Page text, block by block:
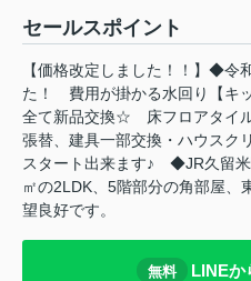
セールスポイント
【価格改定しました！！】◆令
た！ 費用が掛かる水回り【キ
全て新品交換☆ 床フロアタイ
張替、建具一部交換・ハウスク
スタート出来ます♪ ◆JR久留
㎡の2LDK、5階部分の角部屋、
望良好です。
無料 LINEか